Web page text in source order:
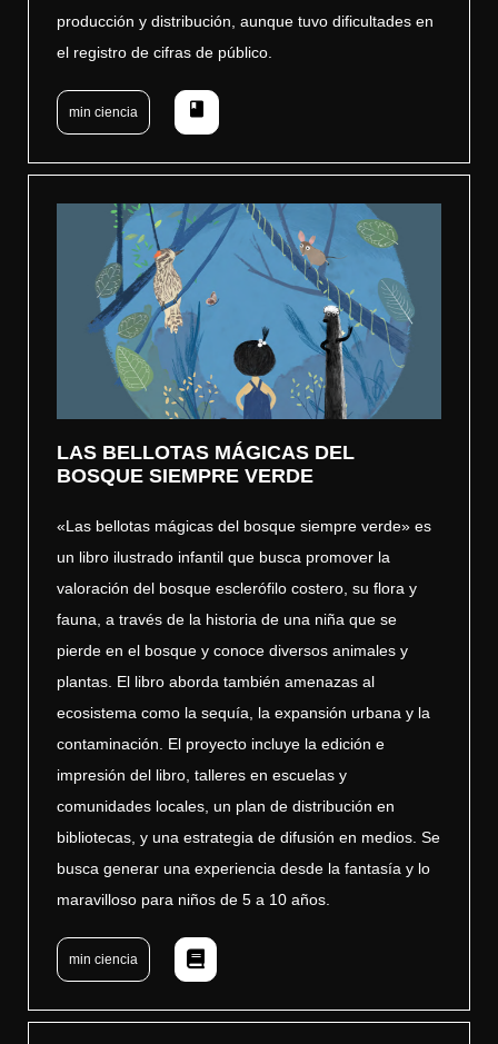
producción y distribución, aunque tuvo dificultades en
el registro de cifras de público.
min ciencia book
LAS BELLOTAS MÁGICAS DEL
BOSQUE SIEMPRE VERDE
«Las bellotas mágicas del bosque siempre verde» es
un libro ilustrado infantil que busca promover la
valoración del bosque esclerófilo costero, su flora y
fauna, a través de la historia de una niña que se
pierde en el bosque y conoce diversos animales y
plantas. El libro aborda también amenazas al
ecosistema como la sequía, la expansión urbana y la
contaminación. El proyecto incluye la edición e
impresión del libro, talleres en escuelas y
comunidades locales, un plan de distribución en
bibliotecas, y una estrategia de difusión en medios. Se
busca generar una experiencia desde la fantasía y lo
maravilloso para niños de 5 a 10 años.
min ciencia